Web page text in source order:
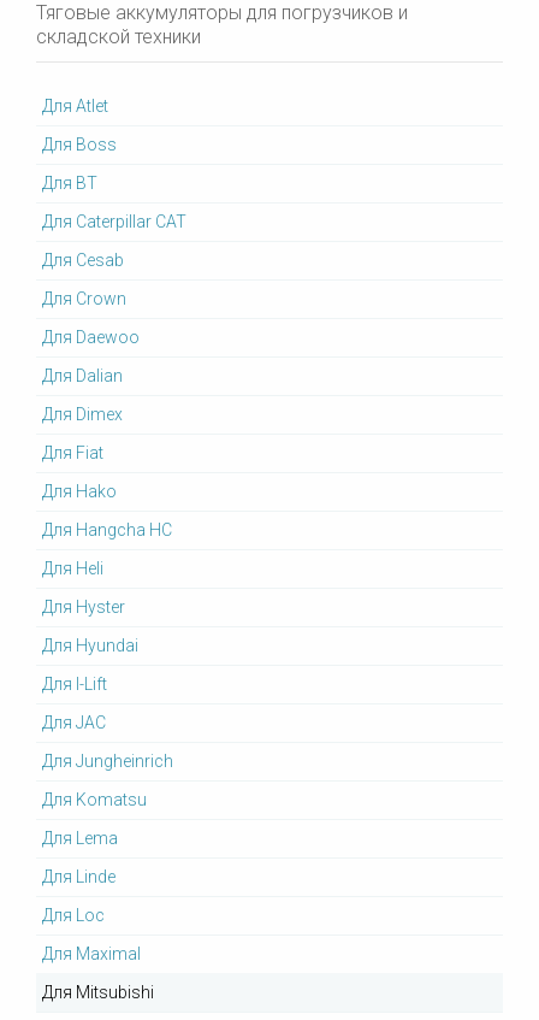
Тяговые аккумуляторы для погрузчиков и
складской техники
Для Atlet
Для Boss
Для BT
Для Caterpillar CAT
Для Cesab
Для Crown
Для Daewoo
Для Dalian
Для Dimex
Для Fiat
Для Hako
Для Hangcha HC
Для Heli
Для Hyster
Для Hyundai
Для I-Lift
Для JAC
Для Jungheinrich
Для Komatsu
Для Lema
Для Linde
Для Loc
Для Maximal
Для Mitsubishi